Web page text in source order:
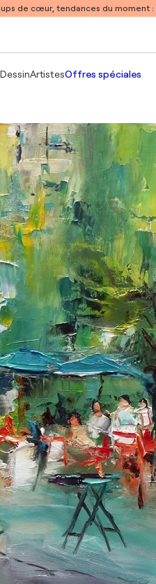
de cœur, tendances du moment :
DessinArtistesOffres spéciales